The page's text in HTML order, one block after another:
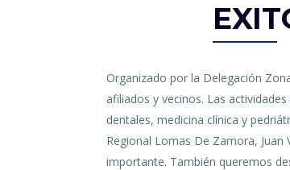
Organizado por la Delegación
afiliados y vecinos. Las
dentales, medicina clínica y
Regional Lomas De Zamora,
importante. También queremos